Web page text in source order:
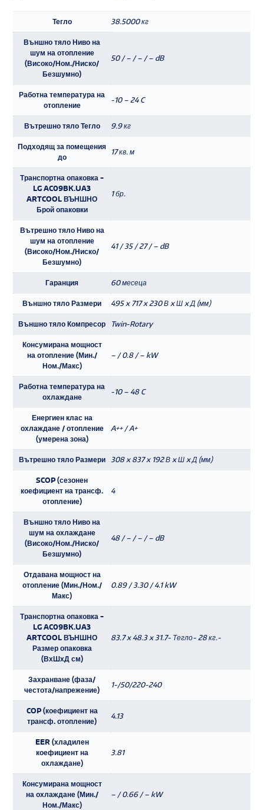
Тегло 38.5000 кг
Външно тяло Ниво на
шум на отопление
(Високо/Ном./Ниско/
Безшумно)
50 / – / – / – dB
Работна температура на
отопление
-10 – 24 C
Вътрешно тяло Тегло 9.9 кг
Подходящ за помещения
до
17 кв. м
Транспортна опаковка -
LG AC09BK.UA3
ARTCOOL ВЪНШНО
Брой опаковки
1 бр.
Вътрешно тяло Ниво на
шум на отопление
(Високо/Ном./Ниско/
Безшумно)
41 / 35 / 27 / – dB
Гаранция 60 месеца
Външно тяло Размери 495 x 717 x 230 В x Ш x Д (мм)
Външно тяло Компресор Twin-Rotary
Консумирана мощност
на отопление (Мин./
Ном./Макс)
– / 0.8 / – kW
Работна температура на
охлаждане
-10 – 48 C
Енергиен клас на
охлаждане / отопление
(умерена зона)
A++ / A+
Вътрешно тяло Размери 308 x 837 x 192 В x Ш x Д (мм)
SCOP (сезонен
коефициент на трансф.
отопление)
4
Външно тяло Ниво на
шум на охлаждане
(Високо/Ном./Ниско/
Безшумно)
48 / – / – / – dB
Отдавана мощност на
отопление (Мин./Ном./
Макс)
0.89 / 3.30 / 4.1 kW
Транспортна опаковка -
LG AC09BK.UA3
ARTCOOL ВЪНШНО
Размер опаковка
(ВхШхД см)
83.7 x 48.3 x 31.7- Тегло- 28 кг.-
Захранване (фаза/
честота/напрежение)
1-/50/220-240
COP (коефициент на
трансф. отопление)
4.13
EER (хладилен
коефициент на
охлаждане)
3.81
Консумирана мощност
на охлаждане (Мин./
Ном./Макс)
– / 0.66 / – kW